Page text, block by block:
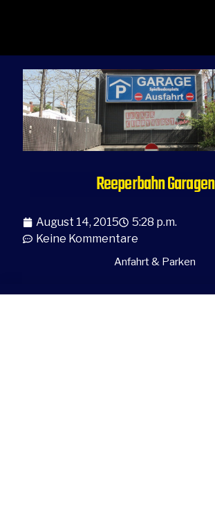
Reeperbahn Garagen
August 14, 2015
5:28 p.m.
Keine Kommentare
Anfahrt & Parken